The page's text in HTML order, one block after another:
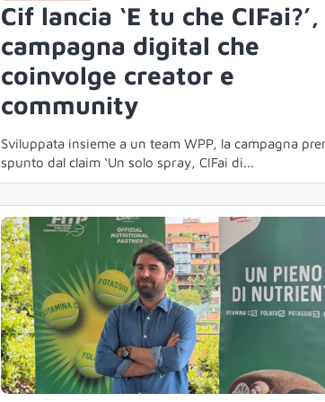
Cif lancia ‘E tu che
campagna digital che
coinvolge creator e
community
Sviluppata insieme a un team WPP, la campagna
spunto dal claim ‘Un solo spray, CIFai di...